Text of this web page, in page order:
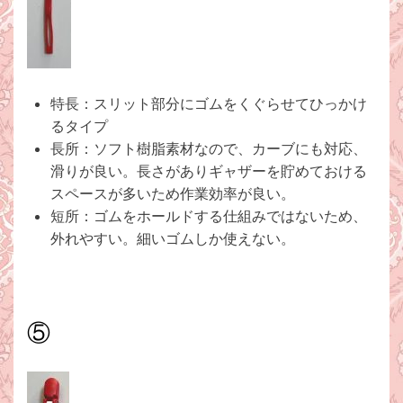
特長：スリット部分にゴムをくぐらせてひっかけ
るタイプ
長所：ソフト樹脂素材なので、カーブにも対応、
滑りが良い。長さがありギャザーを貯めておける
スペースが多いため作業効率が良い。
短所：ゴムをホールドする仕組みではないため、
外れやすい。細いゴムしか使えない。
⑤